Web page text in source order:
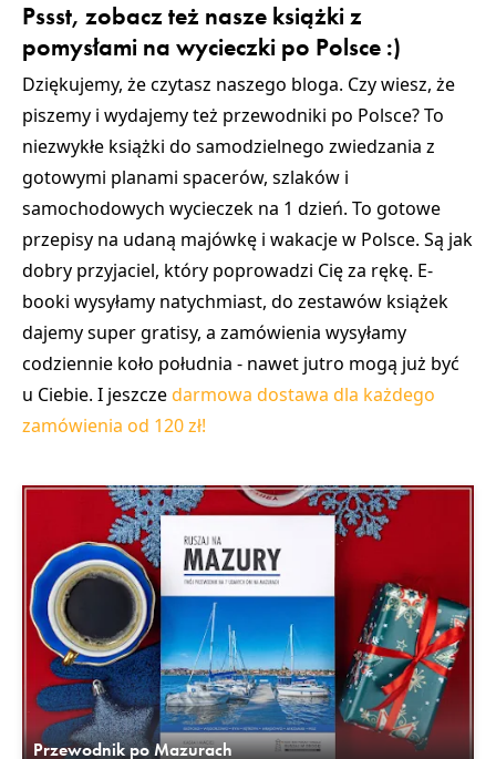
Pssst, zobacz też nasze książki z
pomysłami na wycieczki po Polsce :)
Dziękujemy, że czytasz naszego bloga. Czy wiesz, że
piszemy i wydajemy też przewodniki po Polsce? To
niezwykłe książki do samodzielnego zwiedzania z
gotowymi planami spacerów, szlaków i
samochodowych wycieczek na 1 dzień. To gotowe
przepisy na udaną majówkę i wakacje w Polsce. Są jak
dobry przyjaciel, który poprowadzi Cię za rękę. E-
booki wysyłamy natychmiast, do zestawów książek
dajemy super gratisy, a zamówienia wysyłamy
codziennie koło południa - nawet jutro mogą już być
u Ciebie. I jeszczedarmowa dostawa dla każdego
zamówienia od 120 zł!
Przewodnik po Mazurach